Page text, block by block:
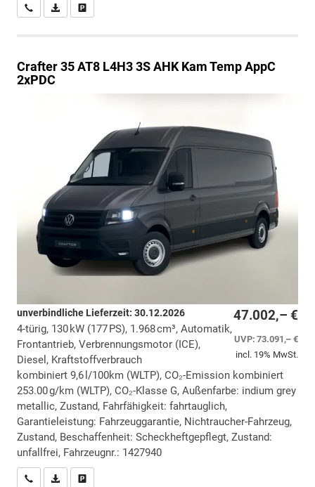
Wir rufen Sie anPDF-Datei, Fahrzeugexposé drucken
Crafter35 AT8 L4H3 3S AHK Kam Temp AppC
2xPDC
47.002,– €
UVP:73.091,– €
incl. 19% MwSt.
unverbindliche Lieferzeit: 30.12.2026
4-türig, 130 kW (177 PS), 1.968 cm³, Automatik,
Frontantrieb, Verbrennungsmotor (ICE),
Diesel, Kraftstoffverbrauch
kombiniert 9,6 l/100km (WLTP), CO₂-Emission kombiniert
253.00 g/km (WLTP), CO₂-Klasse G, Außenfarbe: indium grey
metallic, Zustand, Fahrfähigkeit: fahrtauglich,
Garantieleistung: Fahrzeuggarantie, Nichtraucher-Fahrzeug,
Zustand, Beschaffenheit: Scheckheftgepflegt, Zustand:
unfallfrei, Fahrzeugnr.: 1427940
Wir rufen Sie anPDF-Datei, Fahrzeugexposé drucken